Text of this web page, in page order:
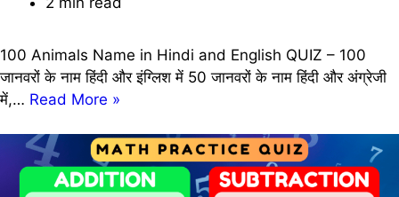
100 Animals Name in Hindi and English QUIZ – 100
जानवरों के नाम हिंदी और इंग्लिश में 50 जानवरों के नाम हिंदी और अंग्रेजी
में,… Read More »
Name
in
Hindi